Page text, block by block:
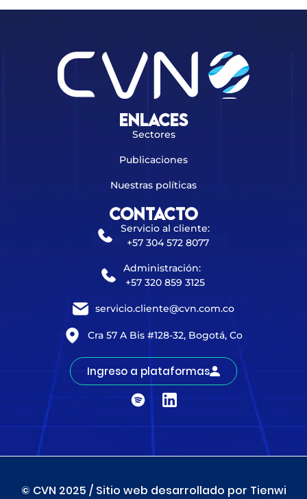
Enlaces
Sectores
Publicaciones
Nuestras políticas
Contacto
Servicio al cliente:
+57 304 572 8077
Administración:
+57 320 859 3125
servicio.cliente@cvn.com.co
Cra 57 A Bis #128-32, Bogotá, Co
Ingreso a plataformas
© CVN 2025 / Sitio web desarrollado por Tienwi